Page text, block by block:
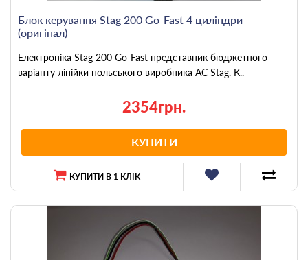
Блок керування Stag 200 Go-Fast 4 циліндри
(оригінал)
Електроніка Stag 200 Go-Fast представник бюджетного
варіанту лінійки польського виробника AC Stag. К..
2354грн.
КУПИТИ
КУПИТИ В 1 КЛІК